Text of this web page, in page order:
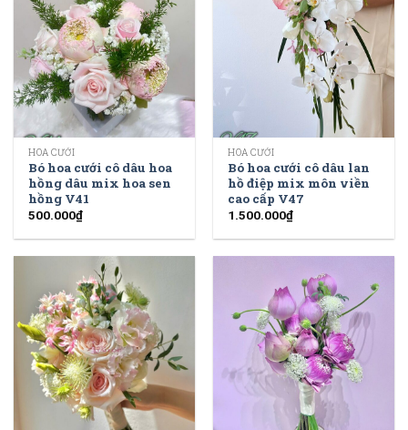
HOA CƯỚI
Bó hoa cưới cô dâu hoa
hồng dâu mix hoa sen
hồng V41
500.000₫
HOA CƯỚI
Bó hoa cưới cô dâu lan
hồ điệp mix môn viền
cao cấp V47
1.500.000₫